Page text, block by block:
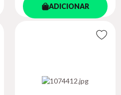
ADICIONAR